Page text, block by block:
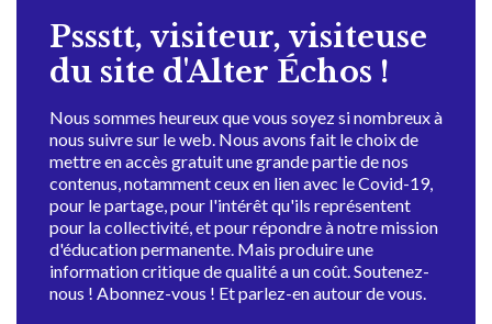
Pssstt, visiteur, visiteuse
du site d'Alter Échos !
Nous sommes heureux que vous soyez si nombreux à
nous suivre sur le web. Nous avons fait le choix de
mettre en accès gratuit une grande partie de nos
contenus, notamment ceux en lien avec le Covid-19,
pour le partage, pour l'intérêt qu'ils représentent
pour la collectivité, et pour répondre à notre mission
d'éducation permanente. Mais produire une
information critique de qualité a un coût. Soutenez-
nous ! Abonnez-vous ! Et parlez-en autour de vous.